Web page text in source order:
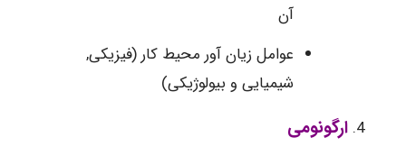
آن
عوامل زیان آور محیط کار (فیزیکی,
شیمیایی و بیولوژیکی)
ارگونومی